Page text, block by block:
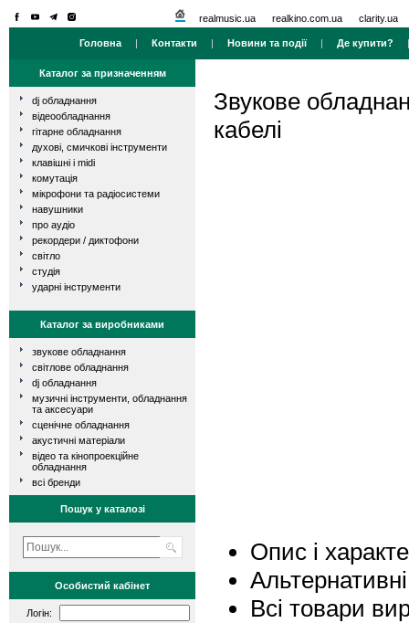
realmusic.ua realkino.com.ua clarity.ua
Головна | Контакти | Новини та події| Де купити?
Каталог за призначенням
dj обладнання
відеообладнання
гітарне обладнання
духові, смичкові інструменти
клавішні і midi
комутація
мікрофони та радіосистеми
навушники
про аудіо
рекордери / диктофони
світло
студія
ударні інструменти
Каталог за виробниками
звукове обладнання
світлове обладнання
dj обладнання
музичні інструменти, обладнання
та аксесуари
сценічне обладнання
акустичні матеріали
відео та кінопроекційне
обладнання
всі бренди
Пошук у каталозі
Особистий кабінет
Логін:
Звукове
кабелі
Опис і
Всі товари